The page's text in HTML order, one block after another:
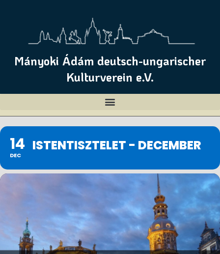
Mányoki Ádám deutsch-ungarischer
Kulturverein e.V.
14
DEC
ISTENTISZTELET - DECEMBER